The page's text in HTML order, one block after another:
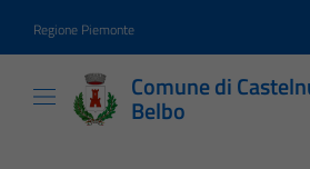
Regione Piemonte
Comune di
Belbo